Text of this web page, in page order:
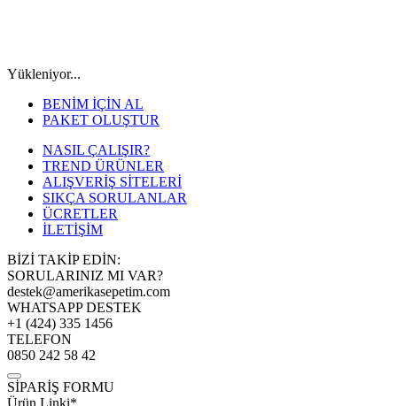
Yükleniyor...
BENİM İÇİN AL
PAKET OLUŞTUR
NASIL ÇALIŞIR?
TREND ÜRÜNLER
ALIŞVERİŞ SİTELERİ
SIKÇA SORULANLAR
ÜCRETLER
İLETİŞİM
BİZİ TAKİP EDİN:
SORULARINIZ MI VAR?
destek@amerikasepetim.com
WHATSAPP DESTEK
+1 (424) 335 1456
TELEFON
0850 242 58 42
SİPARİŞ FORMU
Ürün Linki*